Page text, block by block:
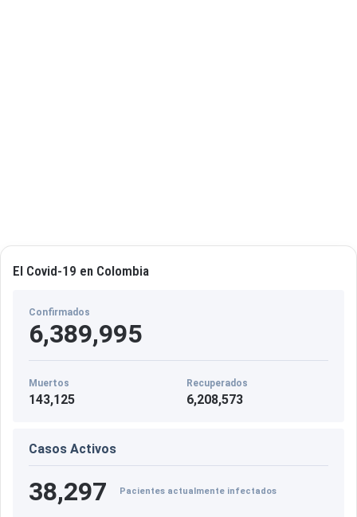
El Covid-19 en Colombia
Confirmados
6,389,995
Muertos
143,125
Recuperados
6,208,573
Casos Activos
38,297 Pacientes actualmente infectados